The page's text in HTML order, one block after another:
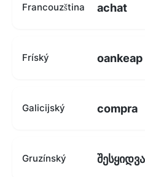
Francouzština achat
Fríský oankeap
Galicijský compra
Gruzínský შესყიდვა